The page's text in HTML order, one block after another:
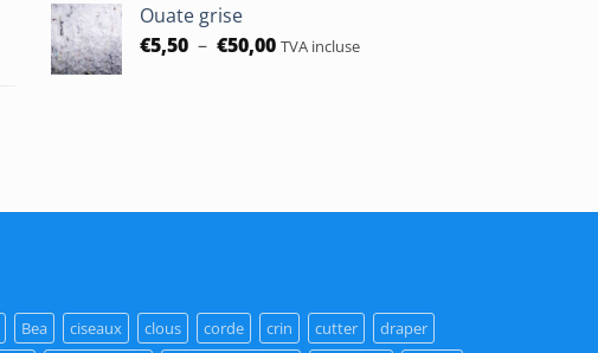
€14,90
Ouate grise
€5,50 – €50,00Plage
TVA incluse
Bea ciseaux clous corde crin cutter draper